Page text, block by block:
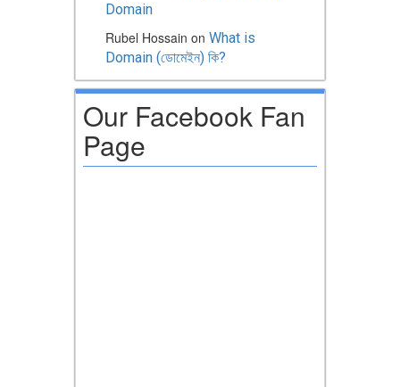
Domain
Rubel Hossain on What is
Domain (ডোমেইন) কি?
Our Facebook Fan
Page